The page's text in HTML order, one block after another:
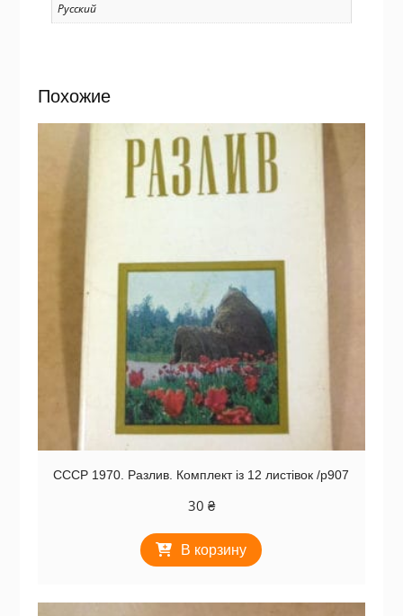
Русский
Похожие
СССР 1970. Разлив. Комплект із 12 листівок /р907
30 ₴
В корзину